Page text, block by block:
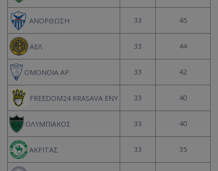
ΑΝΟΡΘΩΣΗ 33 45
ΑΕΛ 33 44
ΟΜΟΝΟΙΑ ΑΡ. 33 42
FREEDOM24 KRASAVA ΕΝΥ 33 40
ΟΛΥΜΠΙΑΚΟΣ 33 40
ΑΚΡΙΤΑΣ 33 35